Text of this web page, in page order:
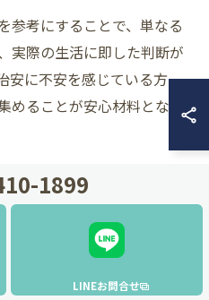
参考にすることで、単なる
実際の生活に即した判断が
安に不安を感じている方
ることが安心材料となり
性のポイント
注意点・課題
混雑する時間
帯がある
1899
LINEお問合せ